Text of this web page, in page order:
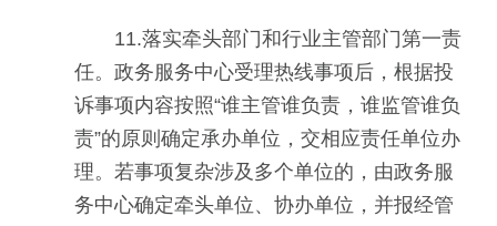
11.落实牵头部门和行业主管部门第一责
任。政务服务中心受理热线事项后，根据投
诉事项内容按照“谁主管谁负责，谁监管谁负
责”的原则确定承办单位，交相应责任单位办
理。若事项复杂涉及多个单位的，由政务服
务中心确定牵头单位、协办单位，并报经管